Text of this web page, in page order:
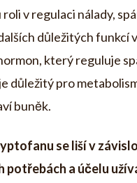
v regulaci nálady,
důležitých funkcí
který reguluje
důležitý pro
buněk.
se liší v
potřebách a účelu